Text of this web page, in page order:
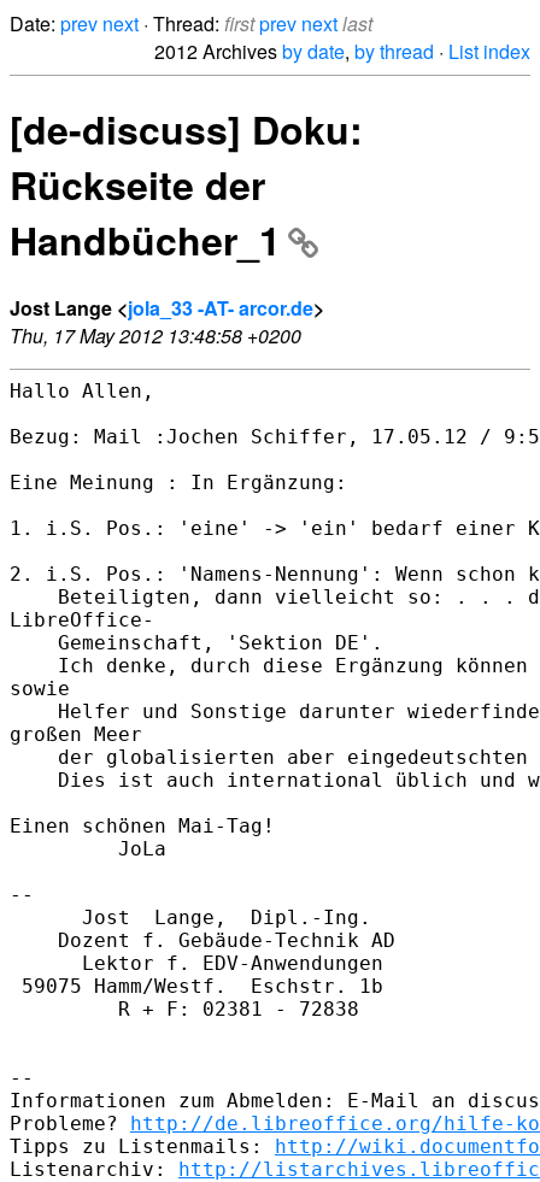
Date: prev next · Thread: firstprev nextlast
2012 Archivesby date, by thread · List index
[de-discuss] Doku:
Rückseite der
Handbücher_1
Jost Lange <jola_33 -AT- arcor.de>
Thu, 17 May 2012 13:48:58 +0200
Hallo Allen,
Bezug: Mail :Jochen Schiffer, 17.05.12 /
Eine Meinung : In Ergänzung:
1. i.S. Pos.: 'eine' -> 'ein' bedarf einer
2. i.S. Pos.: 'Namens-Nennung': Wenn schon
Beteiligten, dann vielleicht so: . . .
LibreOffice-
    Gemeinschaft, 'Sektion DE'.
Ich denke, durch diese Ergänzung können
sowie
Helfer und Sonstige darunter
großen Meer
der globalisierten aber eingedeutschten
Dies ist auch international üblich und
Einen schönen Mai-Tag!
         JoLa
--
      Jost  Lange,  Dipl.-Ing.
    Dozent f. Gebäude-Technik AD
      Lektor f. EDV-Anwendungen
59075 Hamm/Westf.  Eschstr. 1b
         R + F: 02381 - 72838
--
Informationen zum Abmelden: E-Mail an
Probleme? http://de.libreoffice.org/hilfe-
Tipps zu Listenmails: http://
Listenarchiv: http://